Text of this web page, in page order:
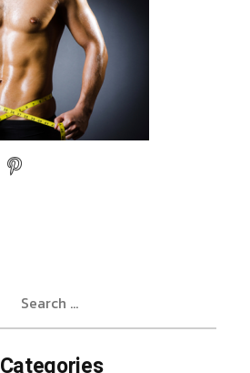
Categories